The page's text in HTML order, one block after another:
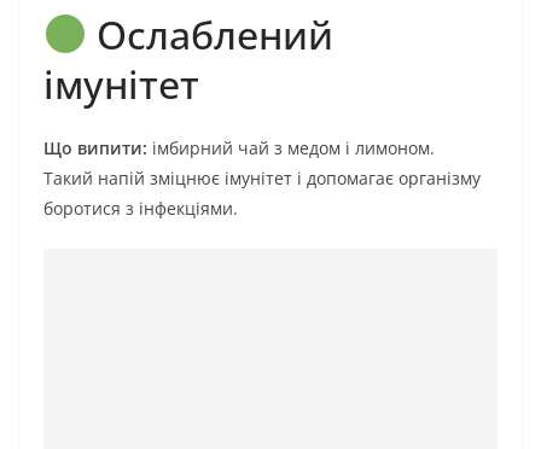
Ослаблений
імунітет
Що випити: імбирний чай з медом і лимоном.
Такий напій зміцнює імунітет і допомагає організму
боротися з інфекціями.